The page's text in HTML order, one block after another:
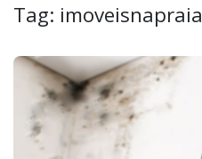
Tag: imoveisnapraia